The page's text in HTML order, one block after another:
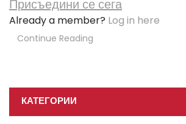
Присъедини се сега
Already a member? Log in here
Continue Reading
КАТЕГОРИИ